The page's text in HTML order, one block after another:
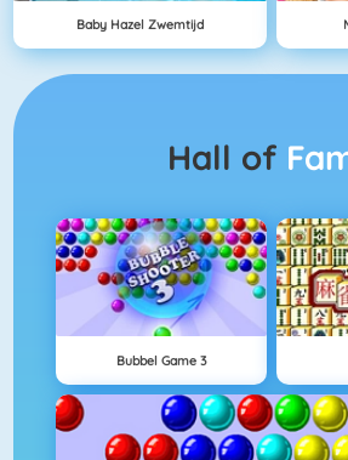
Baby Hazel Zwemtijd
Hall of
Bubbel Game 3